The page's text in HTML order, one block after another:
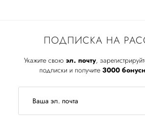
ПОДПИСКА НА
Укажите свою эл. почту,
подписки и получите 3000